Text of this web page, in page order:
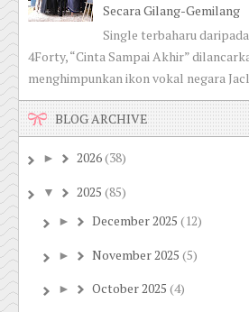
Secara Gilang-Gemilang
Single terbaharu
4Forty, “Cinta Sampai Akhir”
menghimpunkan ikon vokal negara
BLOG ARCHIVE
► 2026(38)
▼ 2025 (85)
► December 2025 (12)
► November 2025 (5)
► October 2025 (4)